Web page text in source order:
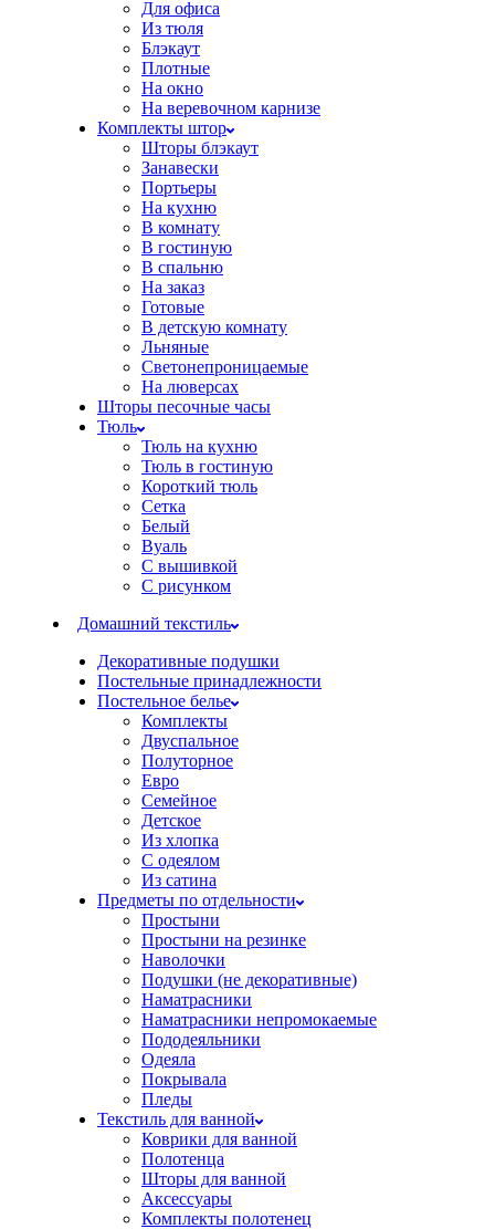
Для офиса
Из тюля
Блэкаут
Плотные
На окно
На веревочном карнизе
Комплекты штор
Шторы блэкаут
Занавески
Портьеры
На кухню
В комнату
В гостиную
В спальню
На заказ
Готовые
В детскую комнату
Льняные
Светонепроницаемые
На люверсах
Шторы песочные часы
Тюль
Тюль на кухню
Тюль в гостиную
Короткий тюль
Сетка
Белый
Вуаль
С вышивкой
С рисунком
Домашний текстиль
Декоративные подушки
Постельные принадлежности
Постельное белье
Комплекты
Двуспальное
Полуторное
Евро
Семейное
Детское
Из хлопка
С одеялом
Из сатина
Предметы по отдельности
Простыни
Простыни на резинке
Наволочки
Подушки (не декоративные)
Наматрасники
Наматрасники непромокаемые
Пододеяльники
Одеяла
Покрывала
Пледы
Текстиль для ванной
Коврики для ванной
Полотенца
Шторы для ванной
Аксессуары
Комплекты полотенец